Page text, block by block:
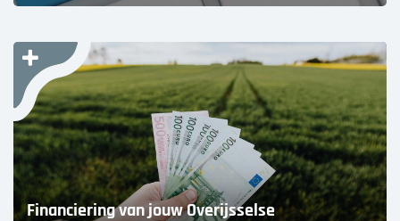
Financiering van jouw Overijsselse